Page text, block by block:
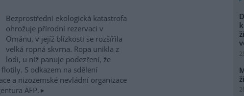
Bezprostřední ekologická katastrofa
ohrožuje přírodní rezervaci v
Ománu, v jejíž blízkosti se rozšířila
velká ropná skvrna. Ropa unikla z
lodi, u níž panuje podezření, že
S odkazem na sdělení
a nizozemské nevládní organizace
AFP.